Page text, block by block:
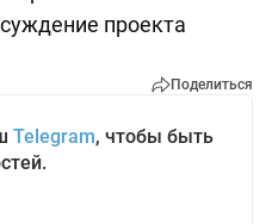
проекта
Поделиться
Telegram, чтобы быть